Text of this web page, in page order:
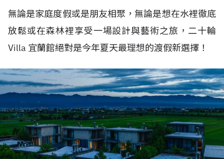
無論是家庭度假或是朋友相聚，無論是想在水裡徹底
放鬆或在森林裡享受一場設計與藝術之旅，二十輪
Villa 宜蘭館絕對是今年夏天最理想的渡假新選擇！